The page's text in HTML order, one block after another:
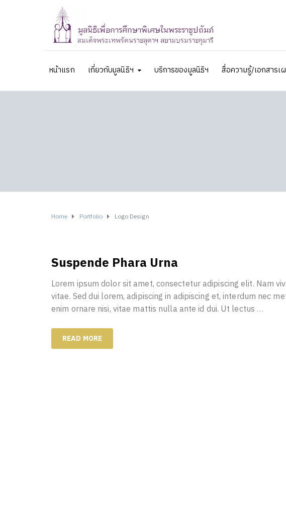
หน้าแรก เกี่ยวกับมูลนิธิฯ บริการของมูลนิธิฯ สื่อความรู้/เอกสารเ
Home Portfolio Logo Design
Suspende Phara Urna
Lorem ipsum dolor sit amet, consectetur adipiscing elit. Nam
vitae. Sed dui lorem, adipiscing in adipiscing et, interdum nec
enim ornare nisi, vitae mattis nulla ante id dui. Ut lectus…
READ MORE